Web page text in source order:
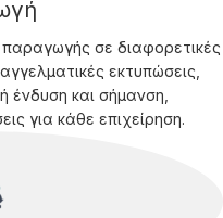
σε διαφορετικές
εκτυπώσεις,
ένδυση και σήμανση,
για κάθε επιχείρηση.